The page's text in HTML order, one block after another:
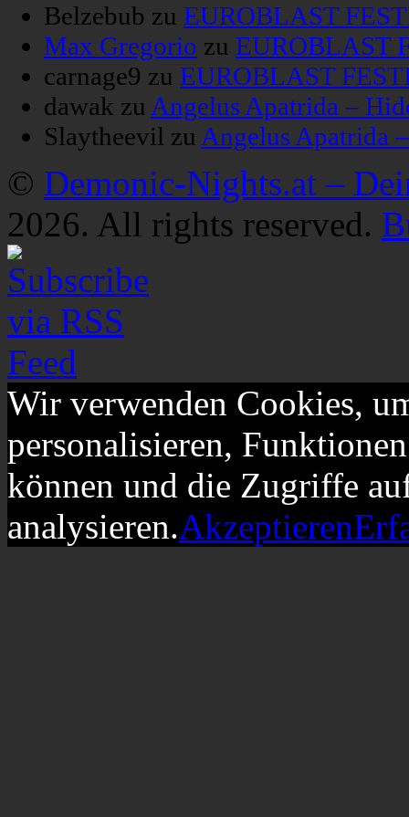
Belzebub zu EUROBLAST
Max Gregorio zu EUROBLAST
carnage9 zu EUROBLAST
dawak zu Angelus Apatrida –
Slaytheevil zu Angelus Apatrida
© Demonic-Nights.at –
2026. All rights reserved.
Wir verwenden Cookies,
personalisieren,
können und die Zugriffe
analysieren.Akzeptieren